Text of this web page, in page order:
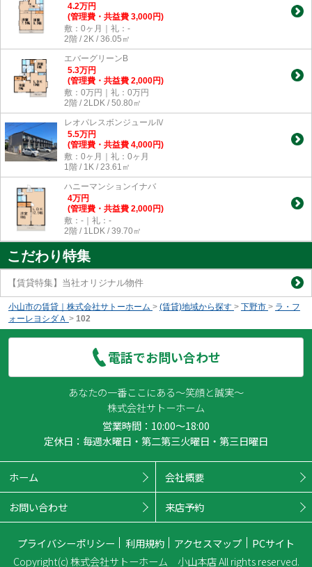
4.2万円
(管理費・共益費 3,000円)
敷：0ヶ月｜礼：-
2階 / 2K / 36.05㎡
エバーグリーンB
5.3万円
(管理費・共益費 2,000円)
敷：0万円｜礼：0万円
2階 / 2LDK / 50.80㎡
レオパレスボンジュールⅣ
5.5万円
(管理費・共益費 4,000円)
敷：0ヶ月｜礼：0ヶ月
1階 / 1K / 23.61㎡
ハニーマンションイナバ
4万円
(管理費・共益費 2,000円)
敷：-｜礼：-
2階 / 1LDK / 39.70㎡
こだわり特集
【賃貸特集】当社オリジナル物件
小山市の賃貸｜株式会社サトーホーム > (賃貸)地域から探す > 下野市 > ラ・フ
ォーレヨシダＡ > 102
電話でお問い合わせ
あなたの一番ここにある～笑顔と誠実～
株式会社サトーホーム
営業時間：10:00～18:00
定休日：毎週水曜日・第二第三火曜日・第三日曜日
ホーム 会社概要
お問い合わせ 来店予約
プライバシーポリシー 利用規約 アクセスマップ
PCサイト
Copyright(c) 株式会社サトーホーム 小山本店 All rights reserved.